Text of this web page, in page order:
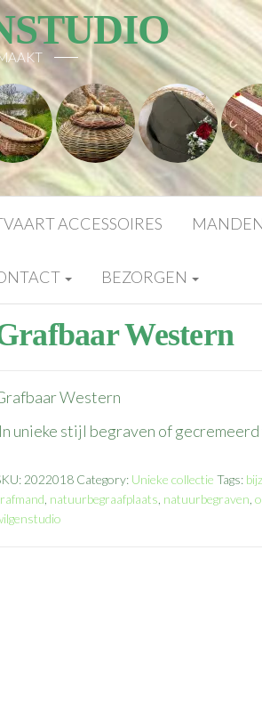
ACCESSOIRES
BEZORGEN
Western
Western
unieke stijl begraven of gecremeerd
2022018 Category: Unieke collectie Tags:
natuurbegraafplaats natuurbegraven